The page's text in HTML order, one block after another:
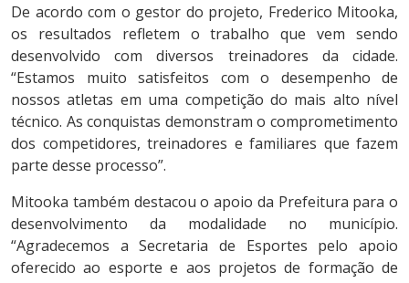
De acordo com o gestor do projeto, Frederico Mitooka,
os resultados refletem o trabalho que vem sendo
desenvolvido com diversos treinadores da cidade.
“Estamos muito satisfeitos com o desempenho de
nossos atletas em uma competição do mais alto nível
técnico. As conquistas demonstram o comprometimento
dos competidores, treinadores e familiares que fazem
parte desse processo”.
Mitooka também destacou o apoio da Prefeitura para o
desenvolvimento da modalidade no município.
“Agradecemos a Secretaria de Esportes pelo apoio
oferecido ao esporte e aos projetos de formação de